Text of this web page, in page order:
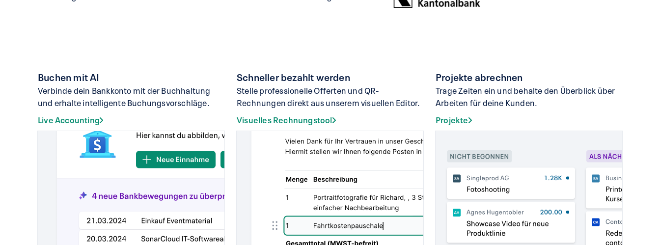
Buchen mit AI
Verbinde dein Bankkonto mit der Buchhaltung
und erhalte intelligente Buchungsvorschläge.
Live Accounting
Schneller bezahlt werden
Stelle professionelle Offerten und QR-
Rechnungen direkt aus unserem visuellen Editor.
Visuelles Rechnungstool
Projekte abrechnen
Trage Zeiten ein und behalte den Überblick über
Arbeiten für deine Kunden.
Projekte